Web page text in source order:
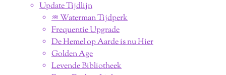
Update Tijdlijn
♒︎ Waterman Tijdperk
Frequentie Upgrade
De Hemel op Aarde is nu Hier
Golden Age
Levende Bibliotheek